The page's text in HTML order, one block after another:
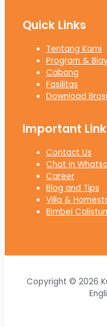
Quick Links
Tentang Kami
Program &
Cabang
Fasilitas
Download
Important
Contact Us
Chat in
Career
Blog and Tips
Villa &
Bimbel
Copyright © 2026